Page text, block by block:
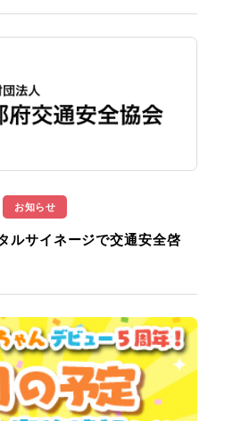
お知らせ
ルサイネージで交通安全啓